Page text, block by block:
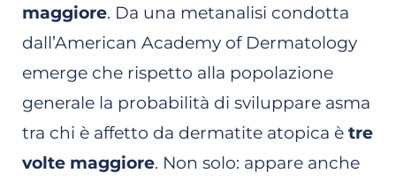
maggiore. Da una metanalisi condotta
dall’American Academy of Dermatology
emerge che rispetto alla popolazione
generale la probabilità di sviluppare asma
tra chi è affetto da dermatite atopica è tre
volte maggiore. Non solo: appare anche